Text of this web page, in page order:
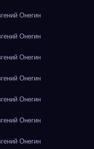
Онегин
Онегин
Онегин
Онегин
Онегин
Онегин
Онегин